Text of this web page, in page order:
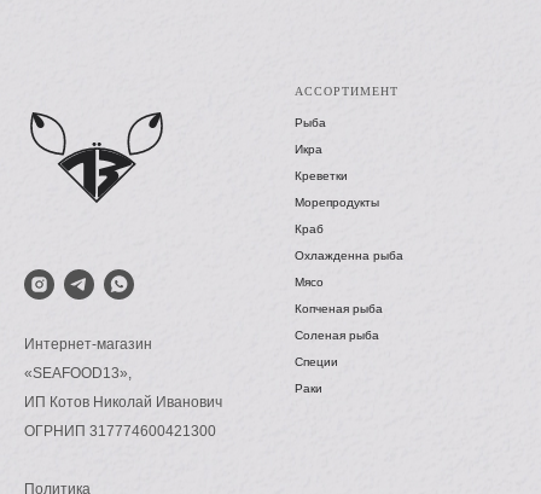
Интернет-магазин
«SEAFOOD13»,
ИП Котов Николай Иванович
ОГРНИП 317774600421300
Политика
АССОРТИМЕНТ
Рыба
Икра
Креветки
Морепродукты
Краб
Охлажденна рыба
Мясо
Копченая рыба
Соленая рыба
Специи
Раки